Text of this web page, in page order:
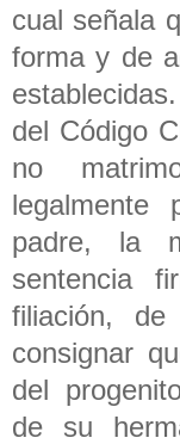
cual señala
forma y de
del Código
no
legalmente
padre, la
sentencia
filiación,
consignar
del
de su